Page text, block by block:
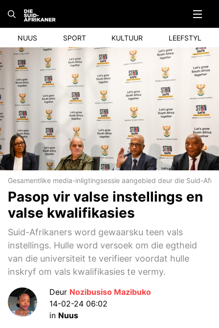
content
NUUS SPORT KULTUUR LEEFSTYL
Gesamentlike media-inligtingsessie aangebied deur die Suid-
Pasop vir valse instellings en
valse kwalifikasies
Suid-Afrikaners word gewaarsku teen vals
instellings. Hulle word versoek om die egtheid
van die universiteit te verifieer voordat hulle
inskryf om vals kwalifikasies te vermy.
Deur Nozibusiso Mazibuko
14-02-24 06:02
in Nuus